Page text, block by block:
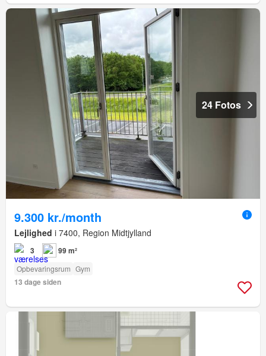
24 Fotos
9.300 kr./month
Lejlighed i 7400, Region Midtjylland
3 99 m²
Opbevaringsrum Gym
13 dage siden